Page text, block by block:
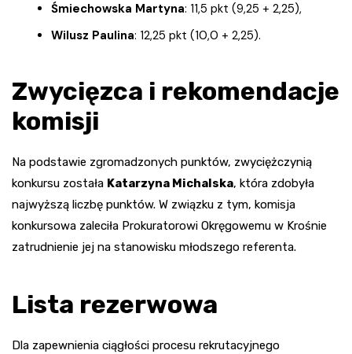
Śmiechowska Martyna: 11,5 pkt (9,25 + 2,25),
Wilusz Paulina: 12,25 pkt (10,0 + 2,25).
Zwycięzca i rekomendacje
komisji
Na podstawie zgromadzonych punktów, zwyciężczynią
konkursu została Katarzyna Michalska, która zdobyła
najwyższą liczbę punktów. W związku z tym, komisja
konkursowa zaleciła Prokuratorowi Okręgowemu w Krośnie
zatrudnienie jej na stanowisku młodszego referenta.
Lista rezerwowa
Dla zapewnienia ciągłości procesu rekrutacyjnego